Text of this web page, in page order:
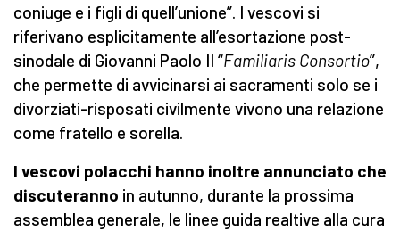
coniuge e i figli di quell’unione”. I vescovi si
riferivano esplicitamente all’esortazione post-
sinodale di Giovanni Paolo II “Familiaris Consortio”,
che permette di avvicinarsi ai sacramenti solo se i
divorziati-risposati civilmente vivono una relazione
come fratello e sorella.
I vescovi polacchi hanno inoltre annunciato che
discuteranno in autunno, durante la prossima
assemblea generale, le linee guida realtive alla cura